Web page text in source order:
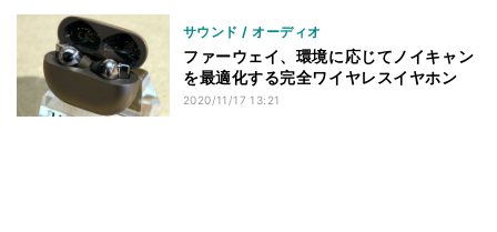
サウンド / オーディオ
ファーウェイ、環境に応じてノイキャン
を最適化する完全ワイヤレスイヤホン
2020/11/17 13:21